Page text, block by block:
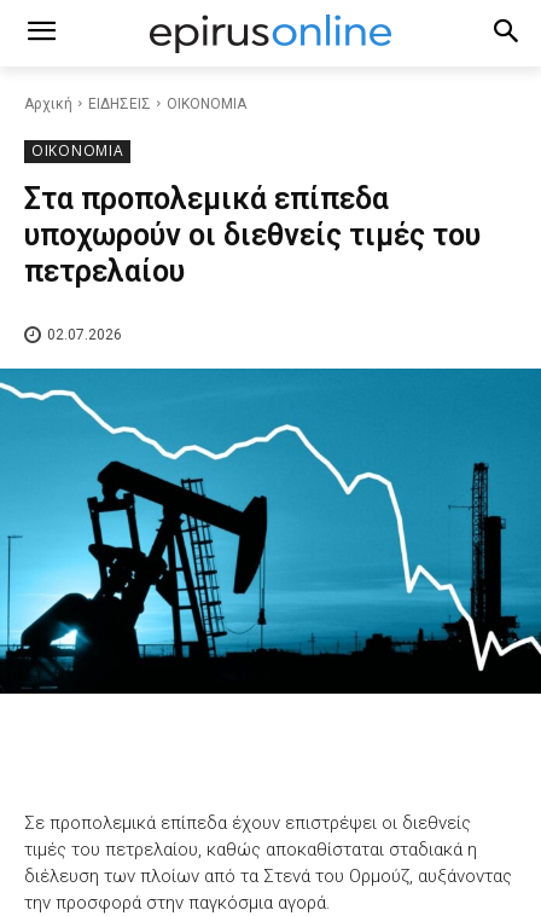
Αρχική ΕΙΔΗΣΕΙΣ ΟΙΚΟΝΟΜΙΑ
ΟΙΚΟΝΟΜΙΑ
Στα προπολεμικά επίπεδα
υποχωρούν οι διεθνείς τιμές του
πετρελαίου
02.07.2026
Σε προπολεμικά επίπεδα έχουν επιστρέψει οι διεθνείς
τιμές του πετρελαίου, καθώς αποκαθίσταται σταδιακά η
διέλευση των πλοίων από τα Στενά του Ορμούζ, αυξάνοντας
την προσφορά στην παγκόσμια αγορά.